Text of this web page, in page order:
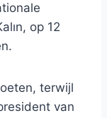
op 12
terwijl
van